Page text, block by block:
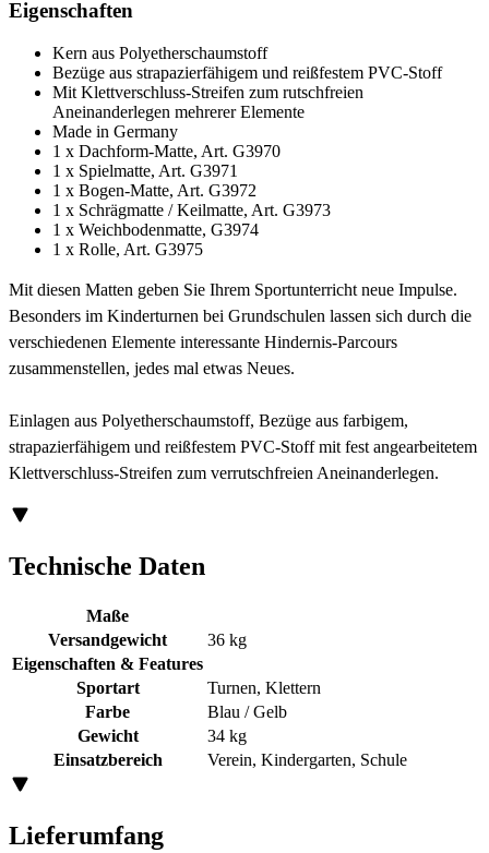
Eigenschaften
Kern aus Polyetherschaumstoff
Bezüge aus strapazierfähigem und reißfestem PVC-Stoff
Mit Klettverschluss-Streifen zum rutschfreien
Aneinanderlegen mehrerer Elemente
Made in Germany
1 x Dachform-Matte, Art. G3970
1 x Spielmatte, Art. G3971
1 x Bogen-Matte, Art. G3972
1 x Schrägmatte / Keilmatte, Art. G3973
1 x Weichbodenmatte, G3974
1 x Rolle, Art. G3975
Mit diesen Matten geben Sie Ihrem Sportunterricht neue Impulse.
Besonders im Kinderturnen bei Grundschulen lassen sich durch die
verschiedenen Elemente interessante Hindernis-Parcours
zusammenstellen, jedes mal etwas Neues.
Einlagen aus Polyetherschaumstoff, Bezüge aus farbigem,
strapazierfähigem und reißfestem PVC-Stoff mit fest angearbeitetem
Klettverschluss-Streifen zum verrutschfreien Aneinanderlegen.
Technische Daten
Maße
Versandgewicht
36 kg
Eigenschaften & Features
Sportart
Turnen, Klettern
Farbe
Blau / Gelb
Gewicht
34 kg
Einsatzbereich
Verein, Kindergarten, Schule
Lieferumfang